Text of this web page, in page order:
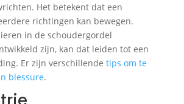
Het betekent dat een
richtingen kan bewegen.
in de schoudergordel
zijn, kan dat leiden tot een
Er zijn verschillende tips om te
blessure.